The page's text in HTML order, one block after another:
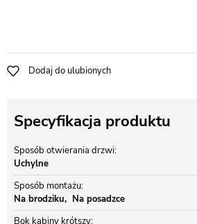
Dodaj do ulubionych
Specyfikacja produktu
Sposób otwierania drzwi
Uchylne
Sposób montażu
Na brodziku
Na posadzce
Bok kabiny krótszy